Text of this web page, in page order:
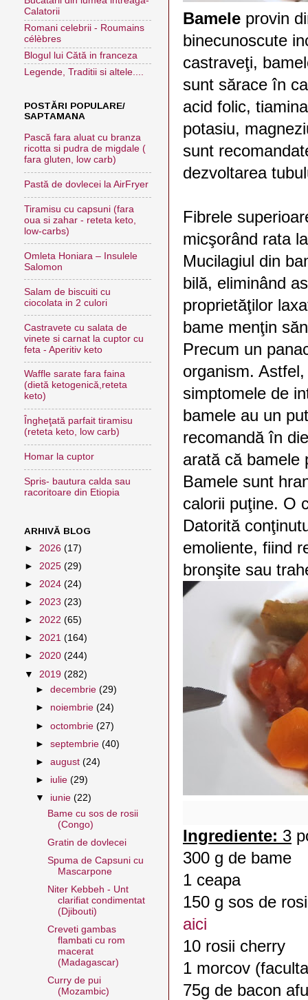
Bamele provin
binecunoscute
castraveţi,
sunt sărace în
acid folic,
potasiu,
sunt
dezvoltarea
Fibrele
micşorând rata
Mucilagiul din
bilă, eliminând
proprietăţilor
bame menţin
Precum un
organism.
simptomele de
bamele au un
recomandă în
arată că
Bamele sunt
calorii puţine. O
Datorită
emoliente, fiind
bronşite sau
Ingrediente: 3
300 g de bame
1 ceapa
150 g sos de
aici
10 rosii cherry
1 morcov
75g de bacon
Calatorii
Romani celebrii - Roumains
célèbres
Blogul lui Cătă in franceza
Legende, Traditii si altele....
POSTĂRI POPULARE/
SAPTAMANA
Pască fara aluat cu branza
ricotta si pudra de migdale (
fara gluten, low carb)
Pastă de dovlecei la AirFryer
Tiramisu cu capsuni (fara
oua si zahar - reteta keto,
low-carbs)
Omleta Honiara – Insulele
Salomon
Salam de biscuiti cu
ciocolata in 2 culori
Castravete cu salata de
vinete si carnat la cuptor cu
feta - Aperitiv keto
Waffle sarate fara faina
(dietă ketogenică,reteta
keto)
Îngheţată parfait tiramisu
(reteta keto, low carb)
Homar la cuptor
Spris- bautura calda sau
racoritoare din Etiopia
ARHIVĂ BLOG
► 2026 (17)
► 2025 (29)
► 2024 (24)
► 2023 (23)
► 2022 (65)
► 2021 (164)
► 2020 (244)
▼ 2019 (282)
►decembrie(29)
► noiembrie(24)
►octombrie(27)
►septembrie(40)
►august(24)
► iulie(29)
▼ iunie(22)
Bame cu sos de rosii
(Congo)
Gratin de dovlecei
Spuma de Capsuni cu
Mascarpone
Niter Kebbeh - Unt
clarifiat condimentat
(Djibouti)
Creveti gambas
flambati cu rom
macerat
(Madagascar)
Curry de pui
(Mozambic)